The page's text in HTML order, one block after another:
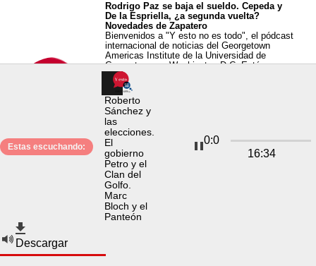
Rodrigo Paz se baja el sueldo. Cepeda y
De la Espriella, ¿a segunda vuelta?
Novedades de Zapatero
Bienvenidos a "Y esto no es todo", el pódcast
internacional de noticias del Georgetown
Americas Institute de la Universidad de
Georgetown en Washington D.C. Está
disponible de martes a viernes a las 2.00
a.m., hora de la Costa Este de EE. UU. Lo
presentan hoy los periodistas Juan Carlos
Iragorri en Madrid, Paz Rodríguez Niell desde
Buenos Aires y Jorge Espinosa desde Bogotá.
Hablamos en La Paz con Raúl Peñaranda,
director de "Brújula Digital"; en Bogotá con
Camilo Granada, consultor y analista político,
y en Madrid con Enrique Rodríguez Coello,
corresponsal de Blu Radio. Pueden
suscribirse a este pódcast en nuestro sitio
web: “
este canal. Y seguirnos en nuestras cuentas
de X y de Instagram: @Yestonoestodo.
Estas escuchando:
Roberto
Sánchez y
las
elecciones.
El
gobierno
Petro y el
Clan del
Golfo.
Marc
Bloch y el
Panteón
0:0
16:34
Descargar